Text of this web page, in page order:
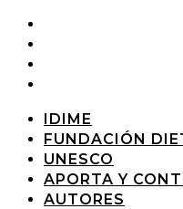
IDIME
FUNDACIÓN
UNESCO
APORTA Y
AUTORES